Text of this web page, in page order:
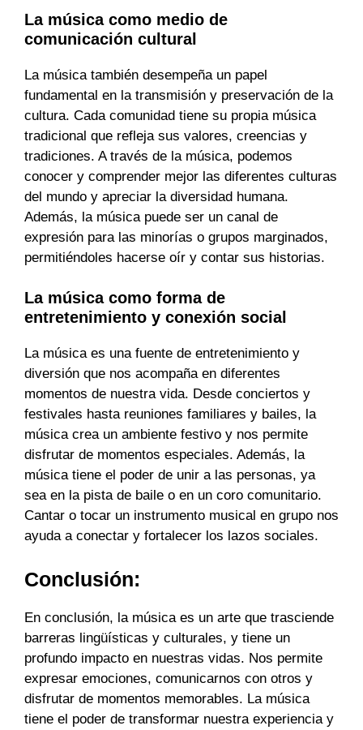
La música como medio de
comunicación cultural
La música también desempeña un papel
fundamental en la transmisión y preservación de la
cultura. Cada comunidad tiene su propia música
tradicional que refleja sus valores, creencias y
tradiciones. A través de la música, podemos
conocer y comprender mejor las diferentes culturas
del mundo y apreciar la diversidad humana.
Además, la música puede ser un canal de
expresión para las minorías o grupos marginados,
permitiéndoles hacerse oír y contar sus historias.
La música como forma de
entretenimiento y conexión social
La música es una fuente de entretenimiento y
diversión que nos acompaña en diferentes
momentos de nuestra vida. Desde conciertos y
festivales hasta reuniones familiares y bailes, la
música crea un ambiente festivo y nos permite
disfrutar de momentos especiales. Además, la
música tiene el poder de unir a las personas, ya
sea en la pista de baile o en un coro comunitario.
Cantar o tocar un instrumento musical en grupo nos
ayuda a conectar y fortalecer los lazos sociales.
Conclusión:
En conclusión, la música es un arte que trasciende
barreras lingüísticas y culturales, y tiene un
profundo impacto en nuestras vidas. Nos permite
expresar emociones, comunicarnos con otros y
disfrutar de momentos memorables. La música
tiene el poder de transformar nuestra experiencia y